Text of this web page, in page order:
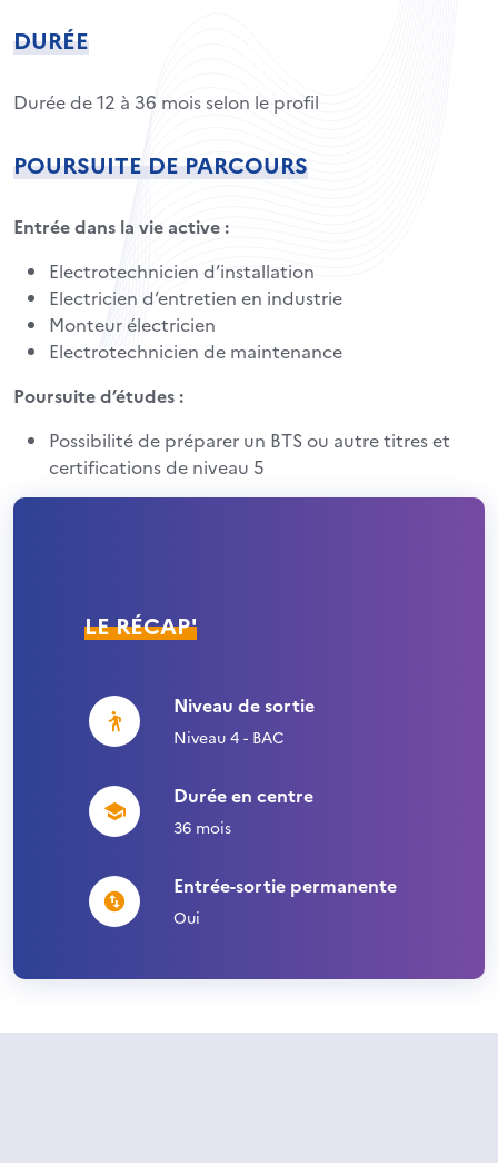
DURÉE
Durée de 12 à 36 mois selon le profil
POURSUITE DE PARCOURS
Entrée dans la vie active :
Electrotechnicien d’installation
Electricien d’entretien en industrie
Monteur électricien
Electrotechnicien de maintenance
Poursuite d’études :
Possibilité de préparer un BTS ou autre titres et
certifications de niveau 5
LE RÉCAP'
Niveau de sortie
Niveau 4 - BAC
Durée en centre
36 mois
Entrée-sortie permanente
Oui